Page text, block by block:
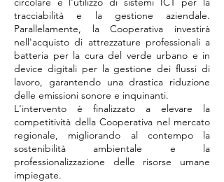
tracciabilità e la gestione aziendale.
Parallelamente, la Cooperativa investirà
nell'acquisto di attrezzature professionali a
batteria per la cura del verde urbano e in
device digitali per la gestione dei flussi di
lavoro, garantendo una drastica riduzione
delle emissioni sonore e inquinanti.
L'intervento è finalizzato a elevare la
competitività della Cooperativa nel mercato
regionale, migliorando al contempo la
sostenibilità ambientale e la
professionalizzazione delle risorse umane
impiegate.